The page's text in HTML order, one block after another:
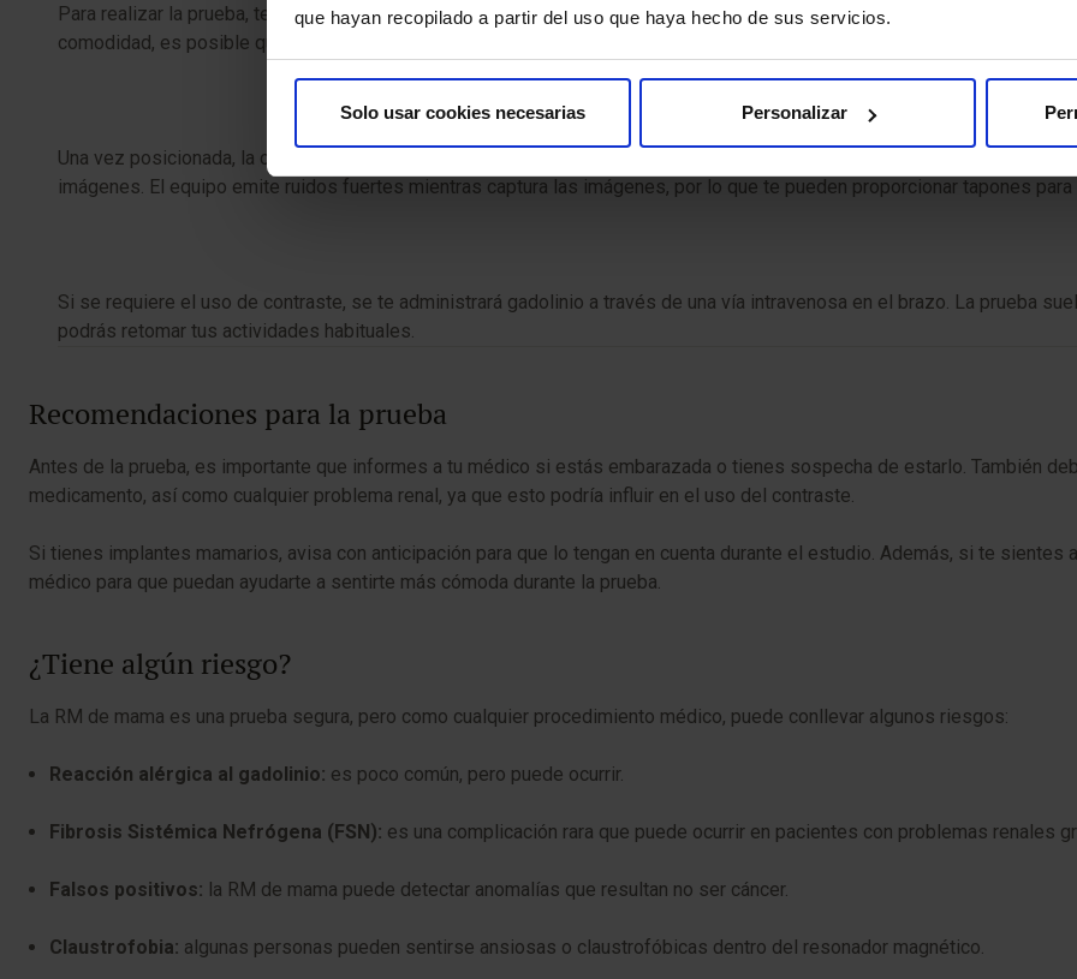
que hayan recopilado a partir del uso que haya hecho de sus servicios.
Solo usar cookies necesarias Personalizar
Para realizar la prueba, te acostarás boca abajo en una camilla especial diseñada con aberturas para las mamas, que
comodidad, es posible que te coloquen una almohada debajo del abdomen.
Una vez posicionada, la camilla se deslizará dentro del resonador magnético. Durante el estudio, es fundamental que
imágenes. El equipo emite ruidos fuertes mientras captura las imágenes, por lo que te pueden proporcionar tapones
Si se requiere el uso de contraste, se te administrará gadolinio a través de una vía intravenosa en el brazo. La prueba
podrás retomar tus actividades habituales.
Recomendaciones para la prueba
Antes de la prueba, es importante que informes a tu médico si estás embarazada o tienes sospecha de estarlo. También
medicamento, así como cualquier problema renal, ya que esto podría influir en el uso del contraste.
Si tienes implantes mamarios, avisa con anticipación para que lo tengan en cuenta durante el estudio. Además, si te
médico para que puedan ayudarte a sentirte más cómoda durante la prueba.
¿Tiene algún riesgo?
La RM de mama es una prueba segura, pero como cualquier procedimiento médico, puede conllevar algunos riesgos:
Reacción alérgica al gadolinio: es poco común, pero puede ocurrir.
Fibrosis Sistémica Nefrógena (FSN): es una complicación rara que puede ocurrir en pacientes con problemas renales
Falsos positivos: la RM de mama puede detectar anomalías que resultan no ser cáncer.
Claustrofobia: algunas personas pueden sentirse ansiosas o claustrofóbicas dentro del resonador magnético.